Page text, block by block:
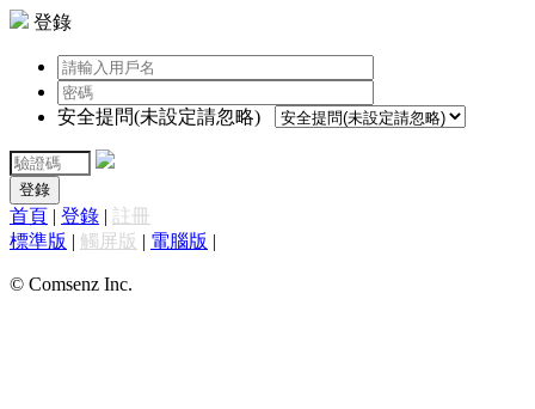
登錄
安全提問(未設定請忽略)
登錄
首頁 | 登錄 | 註冊
標準版 | 觸屏版 | 電腦版 |
© Comsenz Inc.